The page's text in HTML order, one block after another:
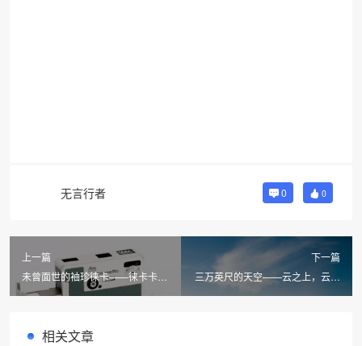
无言行者 0 0
上一篇
未曾面世的袖珍徕卡——徕卡卡带
式相机 Cassetta
下一篇
三万英尺的天空——云之上，云之
相关文章